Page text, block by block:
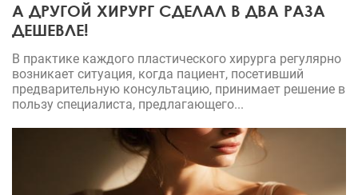
А ДРУГОЙ ХИРУРГ СДЕЛАЛ В ДВА РАЗА
ДЕШЕВЛЕ!
В практике каждого пластического хирурга регулярно
возникает ситуация, когда пациент, посетивший
предварительную консультацию, принимает решение в
пользу специалиста, предлагающего...